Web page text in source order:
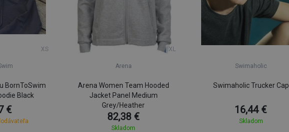
XS
BornToSwim
Black
€
XL
Arena
Arena Women Team Hooded
Jacket Panel Medium
Grey/Heather
82,38 €
Skladom
Swimaholic
Swimaholic Trucker Cap
16,44 €
Skladom